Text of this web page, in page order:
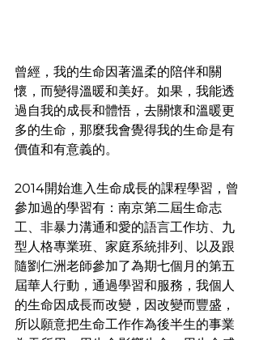
曾經，我的生命因著溫柔的陪伴和關
懷，而變得溫暖和美好。如果，我能透
過自我的成長和體悟，去關懷和溫暖更
多的生命，那麼我會覺得我的生命是有
價值和有意義的。
2014開始進入生命成長的課程學習，曾
參加過的學習有：南京第二屆生命志
工、非暴力溝通和愛的語言工作坊、九
型人格專業班、家庭系統排列、以及跟
隨劉仁洲老師參加了為期七個月的第五
屆華人行動，通過學習和服務，我個人
的生命因成長而改變，因改變而豐盛，
所以願意把生命工作作為後半生的事業